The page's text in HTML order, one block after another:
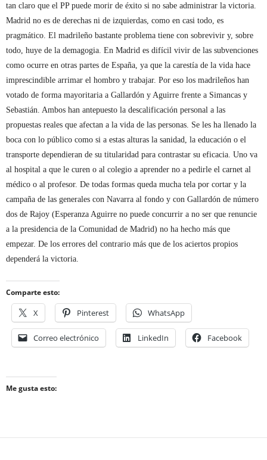
tan claro que el PP puede morir de éxito si no sabe administrar la victoria.
Madrid no es de derechas ni de izquierdas, como en casi todo, es
pragmático. El madrileño bastante problema tiene con sobrevivir y, sobre
todo, huye de la demagogia. En Madrid es difícil vivir de las subvenciones
como ocurre en otras partes de España, ya que la carestía de la vida hace
imprescindible arrimar el hombro y trabajar. Por eso los madrileños han
votado de forma mayoritaria a Gallardón y Aguirre frente a Simancas y
Sebastián. Ambos han antepuesto la descalificación personal a las
propuestas reales que afectan a la vida de las personas. Se les ha llenado la
boca con lo público como si a estas alturas la sanidad, la educación o el
transporte dependieran de su titularidad para contrastar su eficacia. Uno va
al hospital a que le curen o al colegio a aprender no a pedirle el carnet al
médico o al profesor. De todas formas queda mucha tela por cortar y la
campaña de las generales con Navarra al fondo y con Gallardón de número
dos de Rajoy (Esperanza Aguirre no puede concurrir a no ser que renuncie
a la presidencia de la Comunidad de Madrid) no ha hecho más que
empezar. De los errores del contrario más que de los aciertos propios
dependerá la victoria.
Comparte esto:
X Pinterest WhatsApp
Correo electrónico LinkedIn Facebook
Me gusta esto: